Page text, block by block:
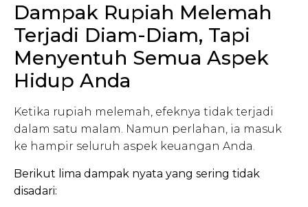
Dampak Rupiah Melemah
Terjadi Diam-Diam, Tapi
Menyentuh Semua Aspek
Hidup Anda
Ketika rupiah melemah, efeknya tidak terjadi
dalam satu malam. Namun perlahan, ia masuk
ke hampir seluruh aspek keuangan Anda.
Berikut lima dampak nyata yang sering tidak
disadari: